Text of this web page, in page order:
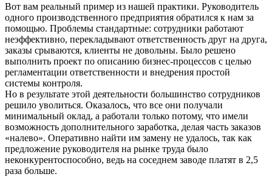
Вот вам реальный пример из нашей практики. Руководитель
одного производственного предприятия обратился к нам за
помощью. Проблемы стандартные: сотрудники работают
неэффективно, перекладывают ответственность друг на друга,
заказы срываются, клиенты не довольны. Было решено
выполнить проект по описанию бизнес-процессов с целью
регламентации ответственности и внедрения простой
системы контроля.
Но в результате этой деятельности большинство сотрудников
решило уволиться. Оказалось, что все они получали
минимальный оклад, а работали только потому, что имели
возможность дополнительного заработка, делая часть заказов
«налево». Оперативно найти им замену не удалось, так как
предложение руководителя на рынке труда было
неконкурентоспособно, ведь на соседнем заводе платят в 2,5
раза больше.